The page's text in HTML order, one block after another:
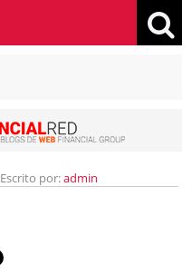
Escrito por:admin